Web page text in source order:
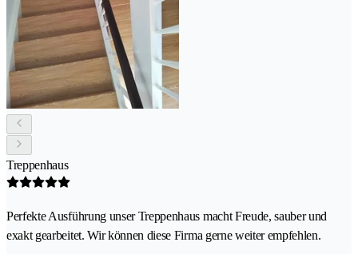
Treppenhaus
Perfekte Ausführung unser Treppenhaus macht Freude, sauber und
exakt gearbeitet. Wir können diese Firma gerne weiter empfehlen.